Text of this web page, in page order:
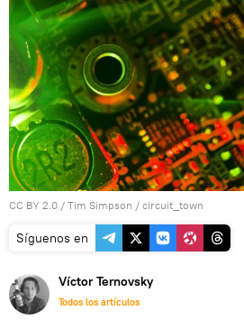
CC BY 2.0 / Tim Simpson / circuit_town
Síguenos en
Víctor Ternovsky
Todos los artículos